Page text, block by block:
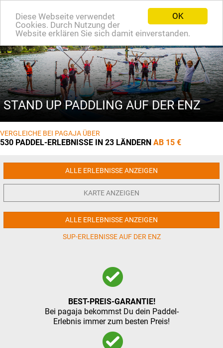
OK
Diese Webseite verwendet
Cookies. Durch Nutzung der
Website erklären Sie sich damit einverstanden.
STAND UP PADDLING AUF DER ENZ
VERGLEICHE BEI PAGAJA ÜBER
530 PADDEL-ERLEBNISSE IN 23 LÄNDERN AB 15 €
ALLE ERLEBNISSE ANZEIGEN
KARTE ANZEIGEN
ALLE ERLEBNISSE ANZEIGEN
SUP-ERLEBNISSE AUF DER ENZ
BEST-PREIS-GARANTIE!
Bei pagaja bekommst Du dein Paddel-
Erlebnis immer zum besten Preis!